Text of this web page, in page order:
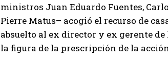
ministros Juan Eduardo Fuentes,
Pierre Matus– acogió el recurso de
absuelto al ex director y ex gerente
la figura de la prescripción de la